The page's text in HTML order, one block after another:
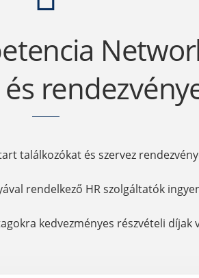
találkozókat és szervez
rendelkező HR szolgáltatók
kedvezményes részvételi díjak